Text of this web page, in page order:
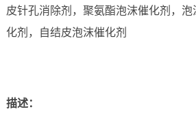
皮针孔消除剂，聚氨酯泡沫催化剂，
化剂，自结皮泡沫催化剂
描述：